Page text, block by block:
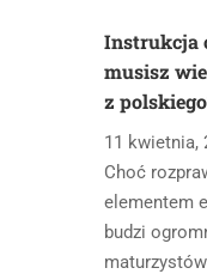
Instrukcja
musisz
z
11 kwietnia,
Choć
elementem
budzi